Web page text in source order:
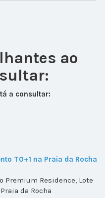
ao
a consultar:
T0+1 na Praia da Rocha
Premium Residence, Lote
da Rocha